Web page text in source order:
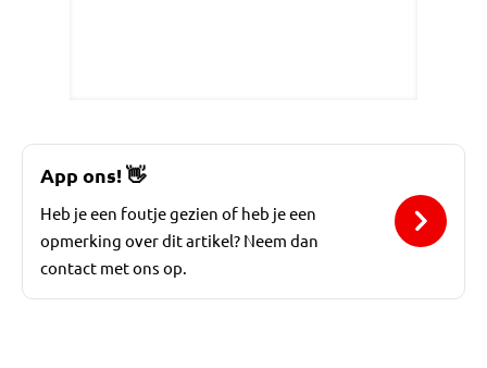
App ons!👋
Heb je een foutje gezien of heb je een
opmerking over dit artikel? Neem dan
contact met ons op.